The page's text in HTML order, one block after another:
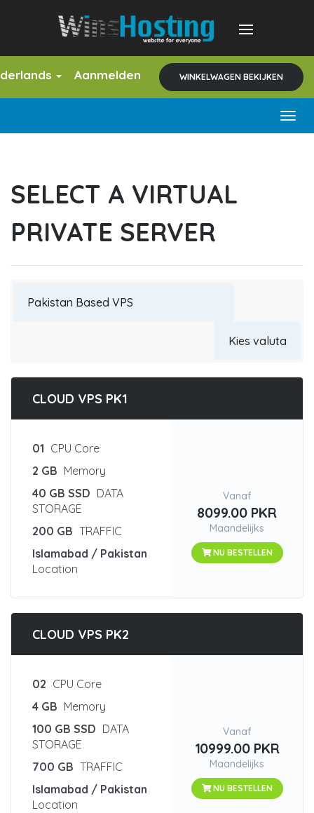
Aanmelden WINKELWAGEN BEKIJKEN
SELECT A VIRTUAL
PRIVATE SERVER
CLOUD VPS PK1
01 CPU Core
2 GB Memory
40 GB SSD DATA
STORAGE
200 GB TRAFFIC
Islamabad / Pakistan
Location
Vanaf
8099.00 PKR
Maandelijks
NU BESTELLEN
CLOUD VPS PK2
02 CPU Core
4 GB Memory
100 GB SSD DATA
STORAGE
700 GB TRAFFIC
Islamabad / Pakistan
Location
Vanaf
10999.00 PKR
Maandelijks
NU BESTELLEN